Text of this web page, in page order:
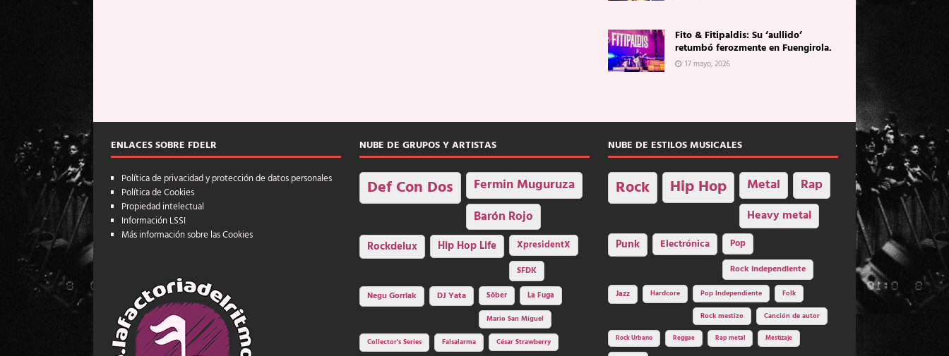
Fito & Fitipaldis: Su ‘aullido’
retumbó ferozmente en Fuengirola.
17 mayo, 2026
ENLACES SOBRE FDELR
Política de privacidad y protección de datos personales
Política de Cookies
Propiedad intelectual
Información LSSI
Más información sobre las Cookies
NUBE DE GRUPOS Y ARTISTAS
Def Con Dos Fermin Muguruza
Barón Rojo
Rockdelux Hip Hop Life
XpresidentX
SFDK
Negu Gorriak
DJ Yata Sôber
La Fuga
Mario San Miguel
Collector's Series
Falsalarma César Strawberry
NUBE DE ESTILOS MUSICALES
Rock Hip Hop Metal Rap
Heavy metal
Punk Electrónica
Pop
Rock independiente
Jazz Hardcore Pop Independiente Folk
Rock mestizo Canción de autor
Rock Urbano Reggae Rap metal Mestizaje